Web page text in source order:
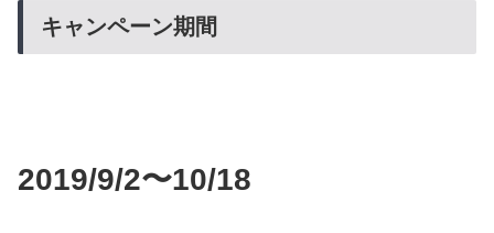
キャンペーン期間
2019/9/2〜10/18